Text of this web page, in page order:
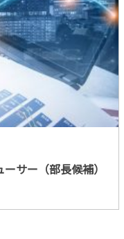
サー（部長候補）